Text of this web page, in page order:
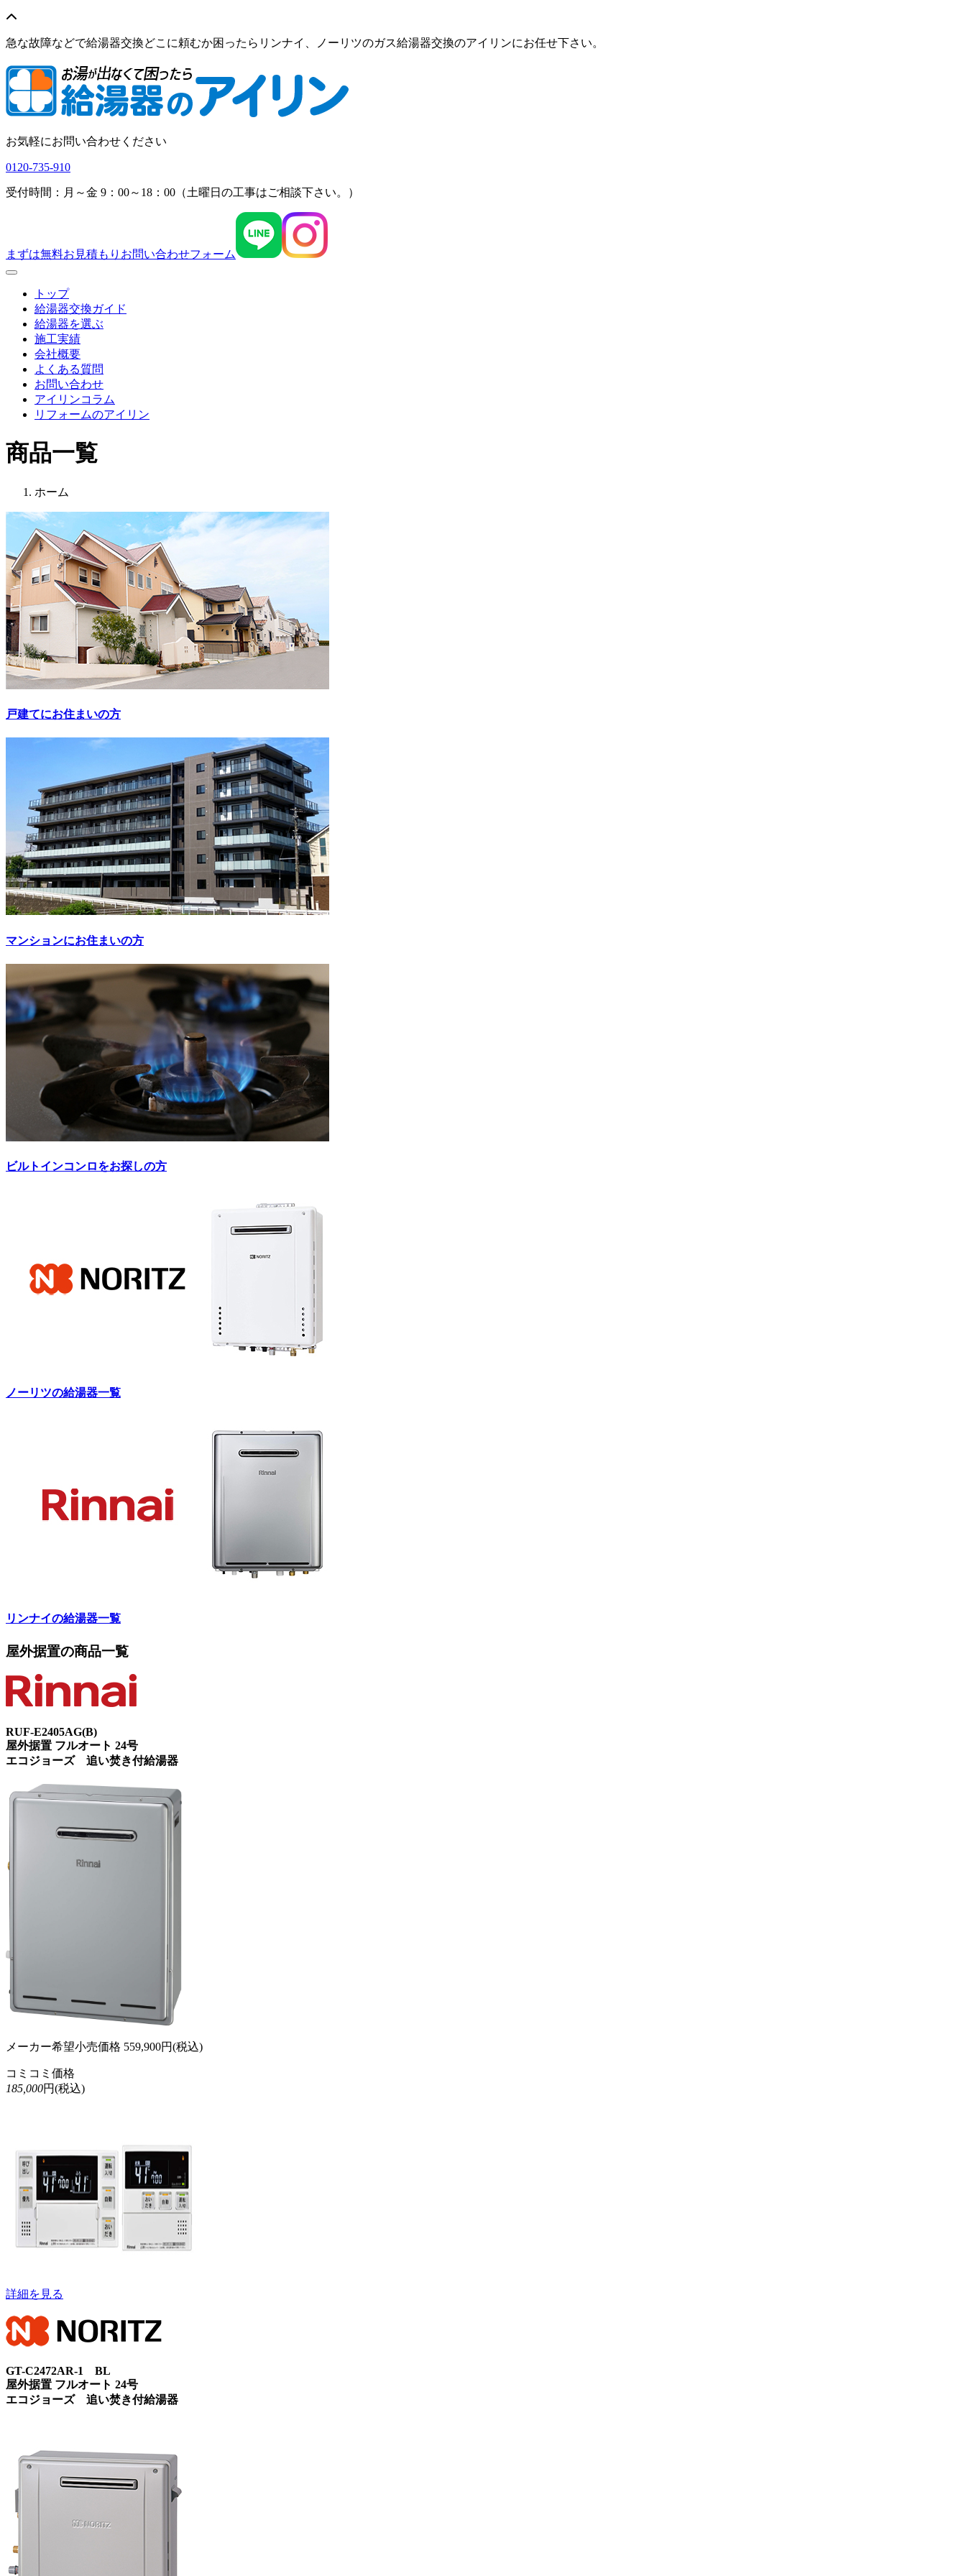
急な故障などで給湯器交換どこに頼むか困ったらリンナイ、ノーリツのガス給湯器交換のアイリンにお任せ下さい。
お気軽にお問い合わせください
0120-735-910
受付時間：月～金 9：00～18：00（土曜日の工事はご相談下さい。）
まずは無料お見積もり お問い合わせフォーム
Menu
トップ
給湯器交換ガイド
給湯器を選ぶ
施工実績
会社概要
よくある質問
お問い合わせ
アイリンコラム
リフォームのアイリン
商品一覧
ホーム
戸建てにお住まいの方
マンションにお住まいの方
ビルトインコンロをお探しの方
ノーリツの給湯器一覧
リンナイの給湯器一覧
屋外据置の商品一覧
RUF-E2405AG(B)
屋外据置 フルオート 24号
エコジョーズ 追い焚き付給湯器
メーカー希望小売価格 559,900円(税込)
コミコミ価格
185,000円(税込)
詳細を見る
GT-C2472AR-1 BL
屋外据置 フルオート 24号
エコジョーズ 追い焚き付給湯器